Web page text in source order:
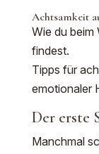
Achtsamkeit
Wie du beim
findest.
Tipps für
emotionaler
Der erste
Manchmal